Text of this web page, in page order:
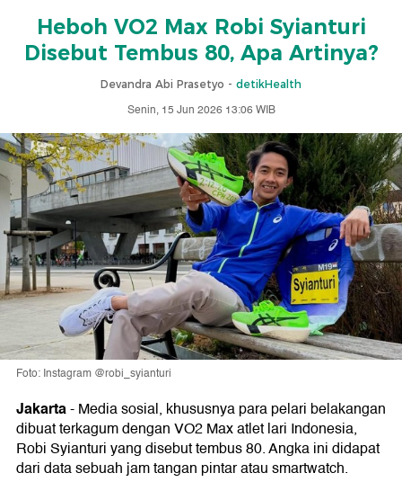
Heboh VO2 Max Robi Syianturi
Disebut Tembus 80, Apa Artinya?
Devandra Abi Prasetyo - detikHealth
Senin, 15 Jun 2026 13:06 WIB
Foto: Instagram @robi_syianturi
Jakarta-Media sosial, khususnya para pelari belakangan
dibuat terkagum dengan VO2 Max atlet lari Indonesia,
Robi Syianturi yang disebut tembus 80. Angka ini didapat
dari data sebuah jam tangan pintar atau smartwatch.